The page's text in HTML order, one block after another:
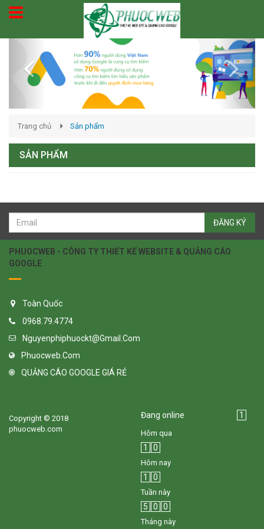
Trang chủ Sản phẩm
SẢN PHẨM
ĐĂNG KÝ
PHUOCWEB - CÔNG TY THIẾT KẾ WEBSITE & QUẢNG CÁO
GOOGLE
Toàn Quốc
0968.79.4774
Nguyenphiphuockt@gmail.com
Phuocweb.com
QUẢNG CÁO GOOGLE GIÁ RẺ
Copyright © 2018
phuocweb.com
Đang online 1
Hôm qua
1 0
Hôm nay
1 0
Tuần này
5 0 0
Tháng này